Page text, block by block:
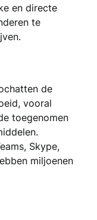
en directe
te
de
vooral
toegenomen
Skype,
miljoenen